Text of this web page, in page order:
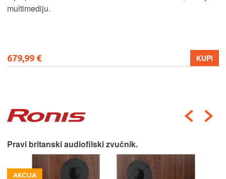
multimediju.
679,99 € KUPI
Pravi britanski audiofilski zvučnik.
AKCIJA